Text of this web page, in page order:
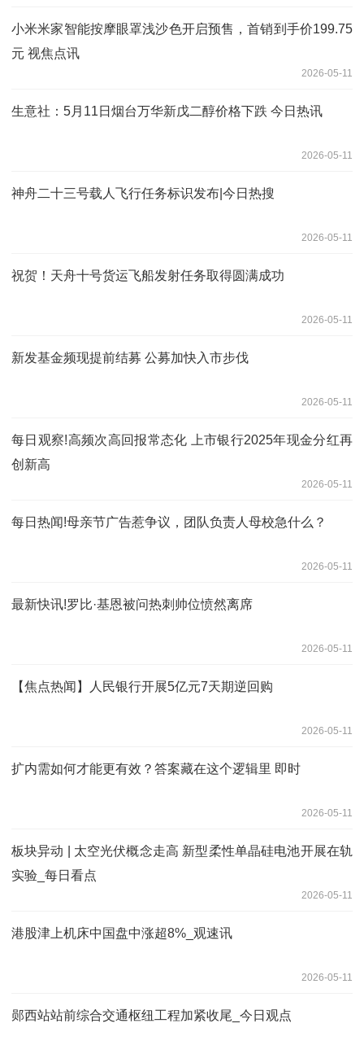
小米米家智能按摩眼罩浅沙色开启预售，首销到手价199.75
元 视焦点讯
2026-05-11
生意社：5月11日烟台万华新戊二醇价格下跌 今日热讯
2026-05-11
神舟二十三号载人飞行任务标识发布|今日热搜
2026-05-11
祝贺！天舟十号货运飞船发射任务取得圆满成功
2026-05-11
新发基金频现提前结募 公募加快入市步伐
2026-05-11
每日观察!高频次高回报常态化 上市银行2025年现金分红再
创新高
2026-05-11
每日热闻!母亲节广告惹争议，团队负责人母校急什么？
2026-05-11
最新快讯!罗比·基恩被问热刺帅位愤然离席
2026-05-11
【焦点热闻】人民银行开展5亿元7天期逆回购
2026-05-11
扩内需如何才能更有效？答案藏在这个逻辑里 即时
2026-05-11
板块异动 | 太空光伏概念走高 新型柔性单晶硅电池开展在轨
实验_每日看点
2026-05-11
港股津上机床中国盘中涨超8%_观速讯
2026-05-11
郧西站站前综合交通枢纽工程加紧收尾_今日观点